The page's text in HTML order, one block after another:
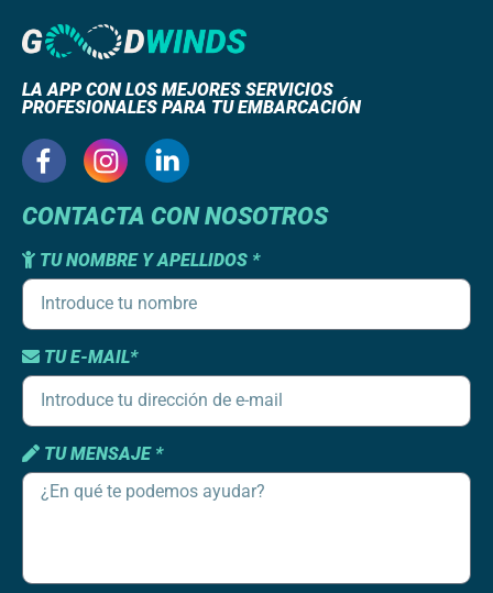
LA APP CON LOS MEJORES SERVICIOS
PROFESIONALES PARA TU EMBARCACIÓN
CONTACTA CON NOSOTROS
TU NOMBRE Y APELLIDOS *
TU E-MAIL*
TU MENSAJE *